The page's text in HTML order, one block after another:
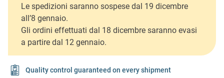
Le spedizioni saranno sospese dal 19 dicembre
all’8 gennaio.
Gli ordini effettuati dal 18 dicembre saranno evasi
a partire dal 12 gennaio.
Quality control guaranteed on every shipment